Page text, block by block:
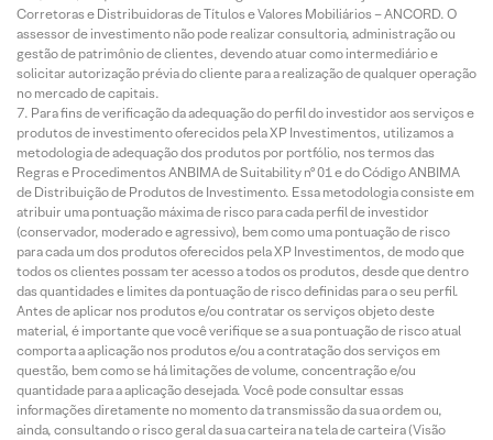
Corretoras e Distribuidoras de Títulos e Valores Mobiliários – ANCORD. O
assessor de investimento não pode realizar consultoria, administração ou
gestão de patrimônio de clientes, devendo atuar como intermediário e
solicitar autorização prévia do cliente para a realização de qualquer operação
no mercado de capitais.
Para fins de verificação da adequação do perfil do investidor aos serviços e
produtos de investimento oferecidos pela XP Investimentos, utilizamos a
metodologia de adequação dos produtos por portfólio, nos termos das
Regras e Procedimentos ANBIMA de Suitability nº 01 e do Código ANBIMA
de Distribuição de Produtos de Investimento. Essa metodologia consiste em
atribuir uma pontuação máxima de risco para cada perfil de investidor
(conservador, moderado e agressivo), bem como uma pontuação de risco
para cada um dos produtos oferecidos pela XP Investimentos, de modo que
todos os clientes possam ter acesso a todos os produtos, desde que dentro
das quantidades e limites da pontuação de risco definidas para o seu perfil.
Antes de aplicar nos produtos e/ou contratar os serviços objeto deste
material, é importante que você verifique se a sua pontuação de risco atual
comporta a aplicação nos produtos e/ou a contratação dos serviços em
questão, bem como se há limitações de volume, concentração e/ou
quantidade para a aplicação desejada. Você pode consultar essas
informações diretamente no momento da transmissão da sua ordem ou,
ainda, consultando o risco geral da sua carteira na tela de carteira (Visão